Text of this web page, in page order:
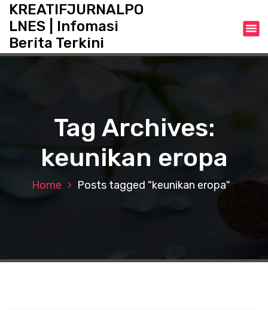
t
KREATIFJURNALPO
LNES | Infomasi
Berita Terkini
Tag Archives:
keunikan eropa
Home Posts tagged "keunikan eropa"